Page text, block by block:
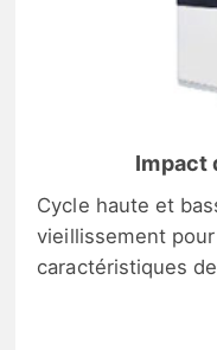
Impact
Cycle haute et
vieillissement
caractéristiques